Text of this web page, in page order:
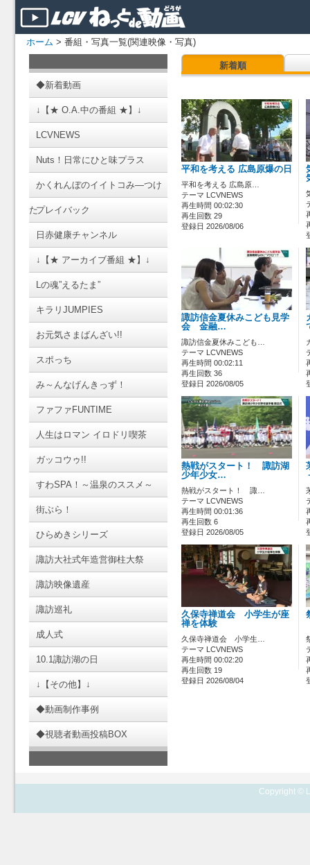
ホーム > 番組・写真一覧(関連映像・写真)
◆新着動画
↓【★ O.A.中の番組 ★】↓
LCVNEWS
Nuts！日常にひと味プラス
かくれんぼのイイトコみ―つけ
たプレイバック
日赤健康チャンネル
↓【★ アーカイブ番組 ★】↓
Lの魂”えるたま”
キラリJUMPIES
お元気さまばんざい!!
スポっち
み～んなげんきっず！
ファファFUNTIME
人生はロマン イロドリ喫茶
ガッコウゥ!!
すわSPA！～温泉のススメ～
街ぶら！
ひらめきシリーズ
諏訪大社式年造営御柱大祭
諏訪映像遺産
諏訪巡礼
成人式
10.1諏訪湖の日
↓【その他】↓
◆動画制作事例
◆視聴者動画投稿BOX
新着順
平和を考える 広島原爆の日
平和を考える 広島原…
テーマ LCVNEWS
再生時間 00:02:30
再生回数 29
登録日 2026/08/06
諏訪信金夏休みこども見学
会 金融…
諏訪信金夏休みこども…
テーマ LCVNEWS
再生時間 00:02:11
再生回数 36
登録日 2026/08/05
熱戦がスタート！ 諏訪湖
少年少女…
熱戦がスタート！ 諏…
テーマ LCVNEWS
再生時間 00:01:36
再生回数 6
登録日 2026/08/05
久保寺禅道会 小学生が座
禅を体験
久保寺禅道会 小学生…
テーマ LCVNEWS
再生時間 00:02:20
再生回数 19
登録日 2026/08/04
Copyright ©